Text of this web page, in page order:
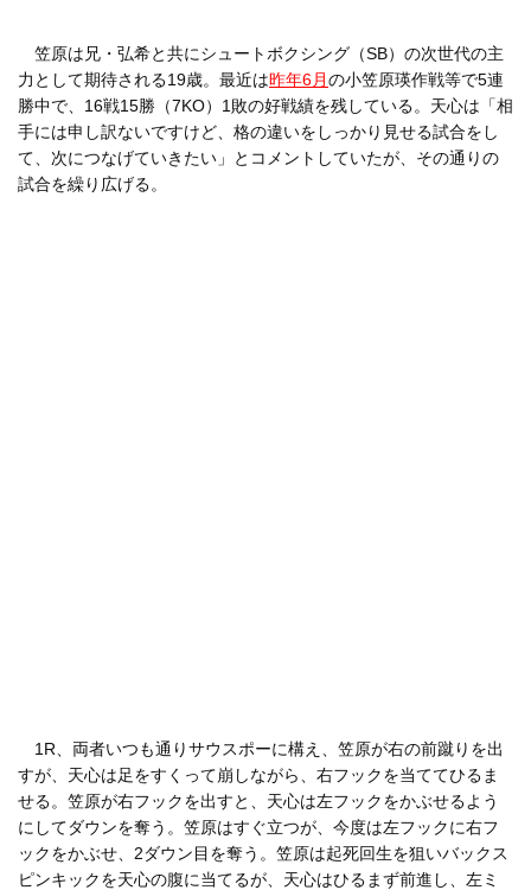
笠原は兄・弘希と共にシュートボクシング（SB）の次世代の主
力として期待される19歳。最近は昨年6月の小笠原瑛作戦等で5連
勝中で、16戦15勝（7KO）1敗の好戦績を残している。天心は「相
手には申し訳ないですけど、格の違いをしっかり見せる試合をし
て、次につなげていきたい」とコメントしていたが、その通りの
試合を繰り広げる。
1R、両者いつも通りサウスポーに構え、笠原が右の前蹴りを出
すが、天心は足をすくって崩しながら、右フックを当ててひるま
せる。笠原が右フックを出すと、天心は左フックをかぶせるよう
にしてダウンを奪う。笠原はすぐ立つが、今度は左フックに右フ
ックをかぶせ、2ダウン目を奪う。笠原は起死回生を狙いバックス
ピンキックを天心の腹に当てるが、天心はひるまず前進し、左ミ